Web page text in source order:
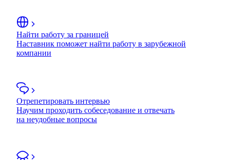
Найти работу за границей
Наставник поможет найти работу в зарубежной
компании
Отрепетировать интервью
Научим проходить собеседование и отвечать
на неудобные вопросы